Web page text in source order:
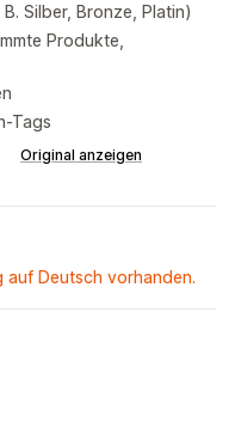
Silber, Bronze, Platin)
Produkte,
Tags
Original anzeigen
auf Deutsch vorhanden.